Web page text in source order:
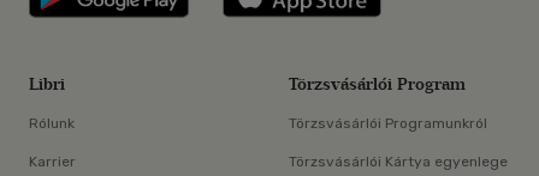
Libri
Rólunk
Karrier
Törzsvásárlói Program
Törzsvásárlói Programunkról
Törzsvásárlói Kártya egyenlege